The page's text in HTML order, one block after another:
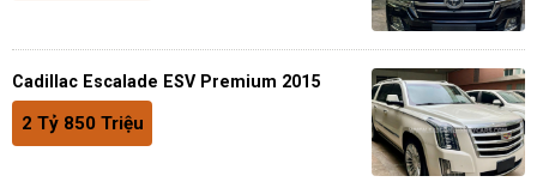
Cadillac Escalade ESV Premium 2015
2 Tỷ 850 Triệu